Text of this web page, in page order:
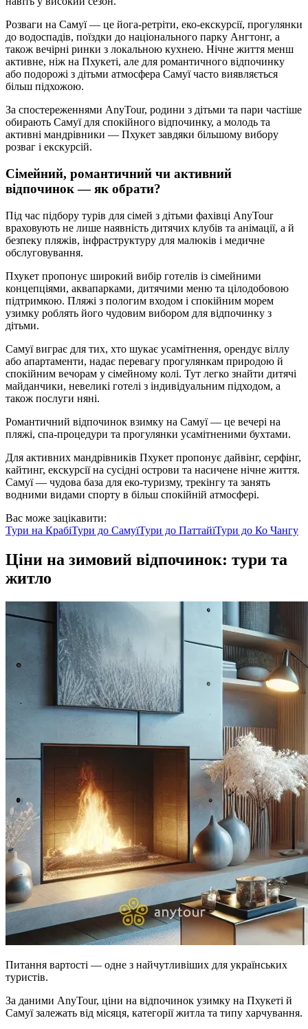
Розваги на Самуї — це йога-ретріти, еко-екскурсії, прогулянки
до водоспадів, поїздки до національного парку Ангтонг, а
також вечірні ринки з локальною кухнею. Нічне життя менш
активне, ніж на Пхукеті, але для романтичного відпочинку
або подорожі з дітьми атмосфера Самуї часто виявляється
більш підхожою.
За спостереженнями AnyTour, родини з дітьми та пари частіше
обирають Самуї для спокійного відпочинку, а молодь та
активні мандрівники — Пхукет завдяки більшому вибору
розваг і екскурсій.
Сімейний, романтичний чи активний
відпочинок — як обрати?
Під час підбору турів для сімей з дітьми фахівці AnyTour
враховують не лише наявність дитячих клубів та анімації, а й
безпеку пляжів, інфраструктуру для малюків і медичне
обслуговування.
Пхукет пропонує широкий вибір готелів із сімейними
концепціями, аквапарками, дитячими меню та цілодобовою
підтримкою. Пляжі з пологим входом і спокійним морем
узимку роблять його чудовим вибором для відпочинку з
дітьми.
Самуї виграє для тих, хто шукає усамітнення, орендує віллу
або апартаменти, надає перевагу прогулянкам природою й
спокійним вечорам у сімейному колі. Тут легко знайти дитячі
майданчики, невеликі готелі з індивідуальним підходом, а
також послуги няні.
Романтичний відпочинок взимку на Самуї — це вечері на
пляжі, спа-процедури та прогулянки усамітненими бухтами.
Для активних мандрівників Пхукет пропонує дайвінг, серфінг,
кайтинг, екскурсії на сусідні острови та насичене нічне життя.
Самуї — чудова база для еко-туризму, трекінгу та занять
водними видами спорту в більш спокійній атмосфері.
Вас може зацікавити:
Тури на КрабіТури до СамуїТури до ПаттайїТури до Ко Чангу
Ціни на зимовий відпочинок: тури та
житло
Питання вартості — одне з найчутливіших для українських
туристів.
За даними AnyTour, ціни на відпочинок узимку на Пхукеті й
Самуї залежать від місяця, категорії житла та типу харчування.